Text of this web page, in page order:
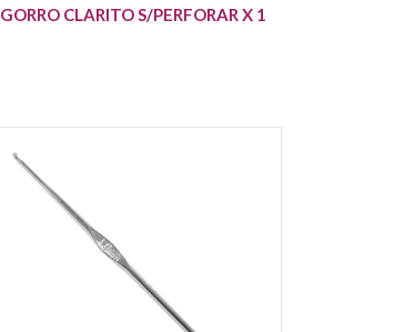
GORRO CLARITO S/PERFORAR X 1